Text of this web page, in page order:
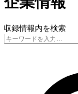
収録情報内を検索